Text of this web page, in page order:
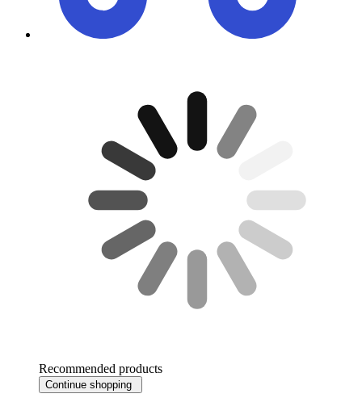
Recommended products
Continue shopping